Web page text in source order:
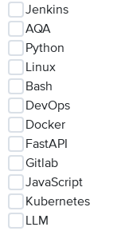
Jenkins
AQA
Python
Linux
Bash
DevOps
Docker
FastAPI
Gitlab
JavaScript
Kubernetes
LLM